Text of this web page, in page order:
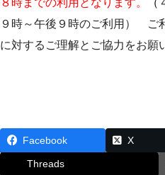
８時までの利用となります。 （
９時～午後９時のご利用） ご
に対するご理解とご協力をお願
Facebook X
Threads